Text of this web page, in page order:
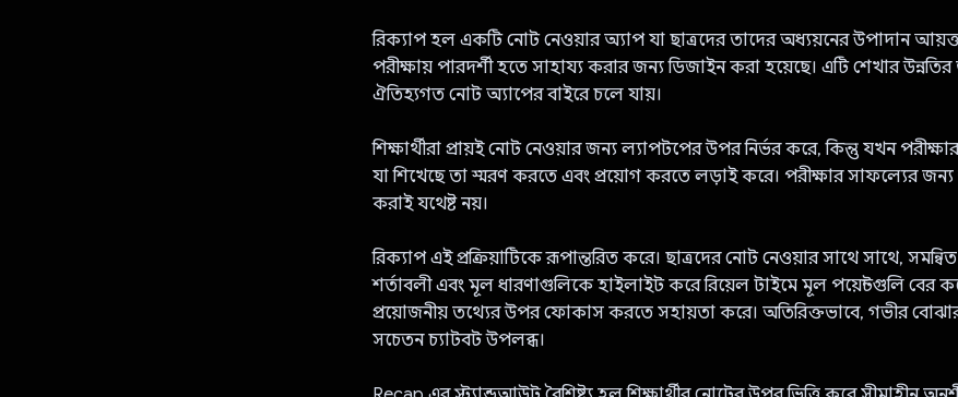
রিক্যাপ হল একটি নোট নেওয়ার অ্যাপ যা ছাত্রদের তাদের অধ্যয়নের উপাদান
পরীক্ষায় পারদর্শী হতে সাহায্য করার জন্য ডিজাইন করা হয়েছে। এটি শেখার
ঐতিহ্যগত নোট অ্যাপের বাইরে চলে যায়।
শিক্ষার্থীরা প্রায়ই নোট নেওয়ার জন্য ল্যাপটপের উপর নির্ভর করে, কিন্তু যখন
যা শিখেছে তা স্মরণ করতে এবং প্রয়োগ করতে লড়াই করে। পরীক্ষার সাফল্যের
করাই যথেষ্ট নয়।
রিক্যাপ এই প্রক্রিয়াটিকে রূপান্তরিত করে। ছাত্রদের নোট নেওয়ার সাথে সাথে,
শর্তাবলী এবং মূল ধারণাগুলিকে হাইলাইট করে রিয়েল টাইমে মূল পয়েন্টগুলি বের
প্রয়োজনীয় তথ্যের উপর ফোকাস করতে সহায়তা করে। অতিরিক্তভাবে, গভীর
সচেতন চ্যাটবট উপলব্ধ।